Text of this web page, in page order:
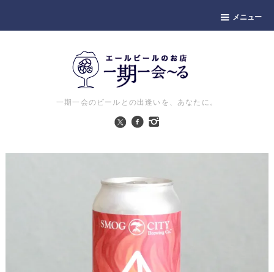
メニュー
一期一会のビールとの出逢いを、あなたに。